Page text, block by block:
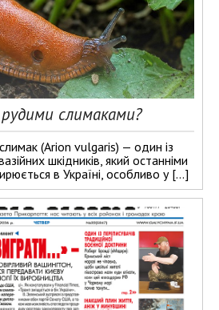
слимаками?
(Arion vulgaris) — один із
шкідників, який останніми
в Україні, особливо у […]